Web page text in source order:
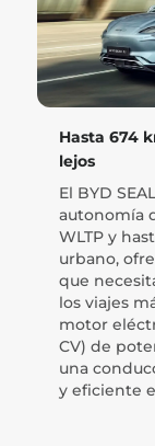
Hasta 674
lejos
El BYD
autonomía
WLTP y
urbano,
que
los viajes
motor
CV) de
una
y eficiente